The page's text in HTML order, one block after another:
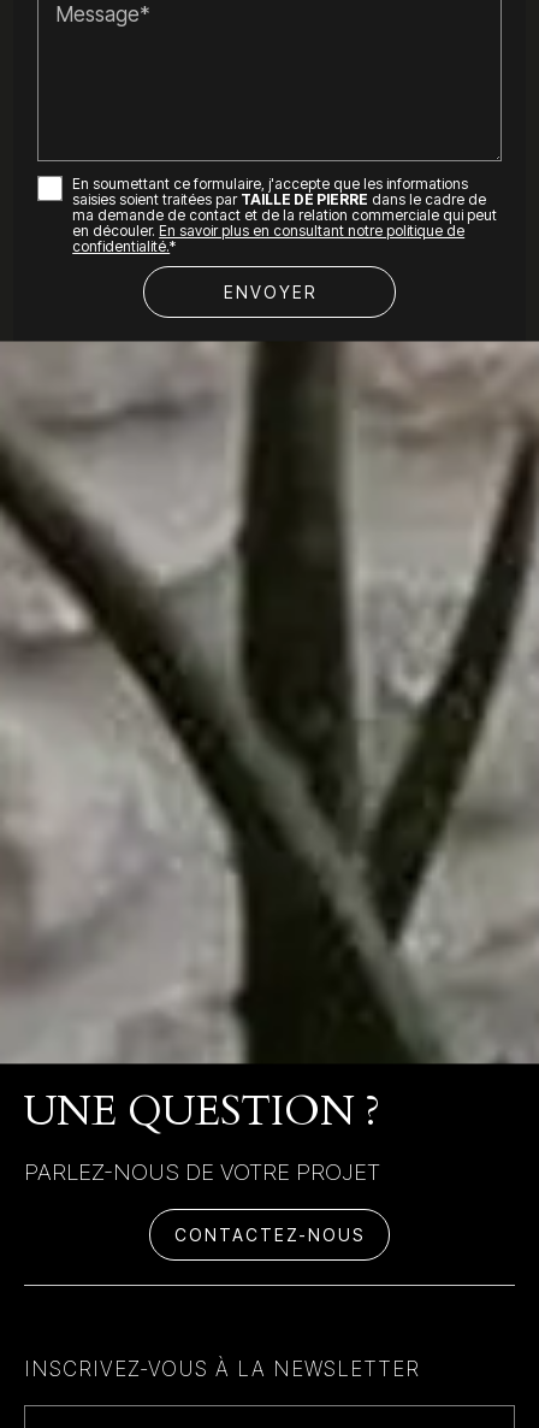
Message*
En soumettant ce formulaire, j'accepte que les informations
saisies soient traitées par TAILLE DE PIERRE dans le cadre de
ma demande de contact et de la relation commerciale qui peut
en découler. En savoir plus en consultant notre politique de
confidentialité.*
UNE QUESTION ?
PARLEZ-NOUS DE VOTRE PROJET
CONTACTEZ-NOUS
INSCRIVEZ-VOUS À LA NEWSLETTER